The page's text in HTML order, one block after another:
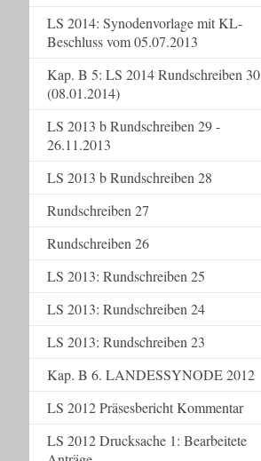
LS 2014: Synodenvorlage mit KL-
Beschluss vom 05.07.2013
Kap. B 5: LS 2014 Rundschreiben 30
(08.01.2014)
LS 2013 b Rundschreiben 29 -
26.11.2013
LS 2013 b Rundschreiben 28
Rundschreiben 27
Rundschreiben 26
LS 2013: Rundschreiben 25
LS 2013: Rundschreiben 24
LS 2013: Rundschreiben 23
Kap. B 6. LANDESSYNODE 2012
LS 2012 Präsesbericht Kommentar
LS 2012 Drucksache 1: Bearbeitete